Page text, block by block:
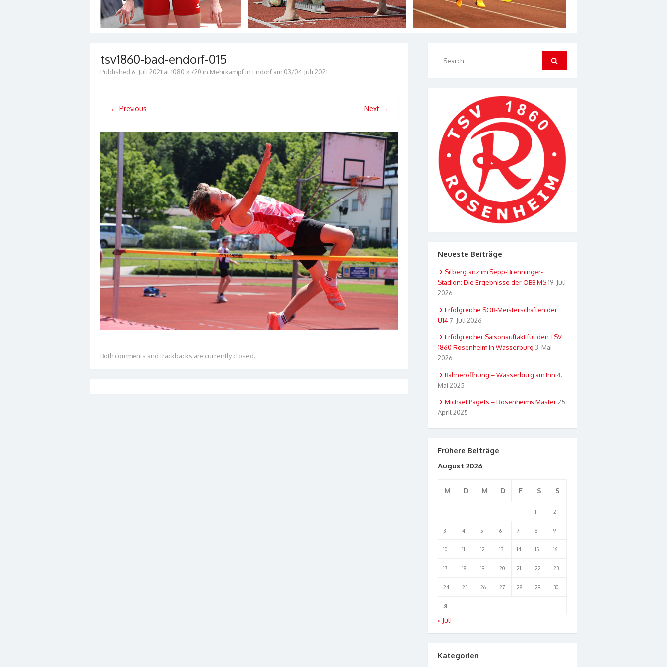
tsv1860-bad-endorf-015
Published 6. Juli 2021 at1080 × 720 in Mehrkampf in Endorf am 03/04 Juli 2021
← Previous Next →
Both comments and trackbacks are currently closed.
for:
Search
Neueste Beiträge
Silberglanz im Sepp-Brenninger-
Stadion: Die Ergebnisse der OBB MS19. Juli
2026
Erfolgreiche SOB-Meisterschaften der
U14 7. Juli 2026
Erfolgreicher Saisonauftakt für den TSV
1860 Rosenheim in Wasserburg 3. Mai
2026
Bahneröffnung – Wasserburg am Inn 4.
Mai 2025
Michael Pagels – Rosenheims Master25.
April 2025
Frühere Beiträge
August 2026
M D M D F S S
1 2
3 4 5 6 7 8 9
10 11 12 13 14 15 16
17 18 19 20 21 22 23
24 25 26 27 28 29 30
31
« Juli
Kategorien